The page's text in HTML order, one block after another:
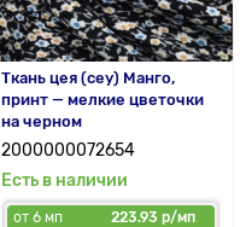
Ткань цея (cey) Манго,
принт — мелкие цветочки
на черном
2000000072654
Есть в наличии
от 6 мп
223.93 р/мп